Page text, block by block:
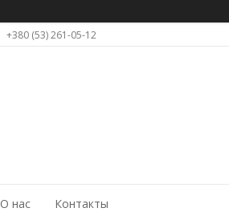
+380 (53) 261-05-12
О нас Контакты